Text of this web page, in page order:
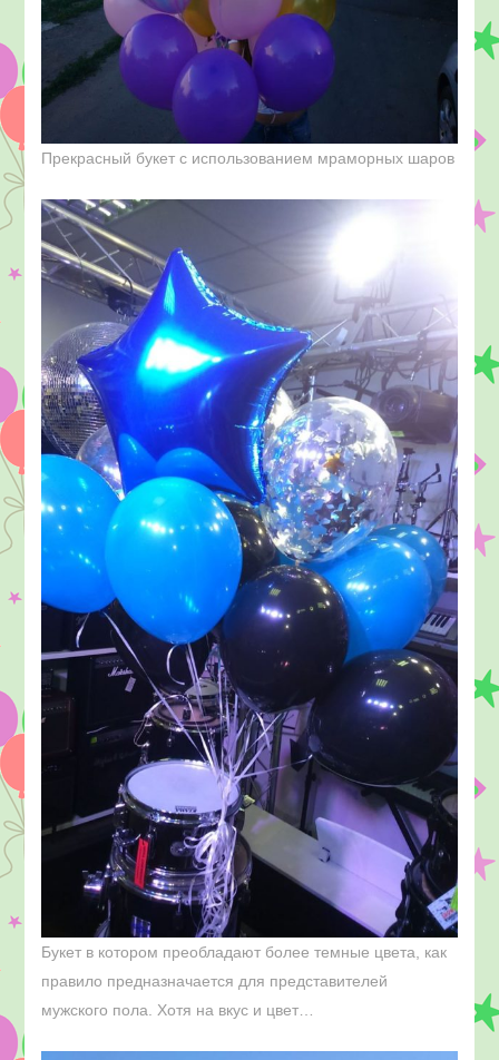
Прекрасный букет с использованием мраморных шаров
Букет в котором преобладают более темные цвета, как
правило предназначается для представителей
мужского пола. Хотя на вкус и цвет…